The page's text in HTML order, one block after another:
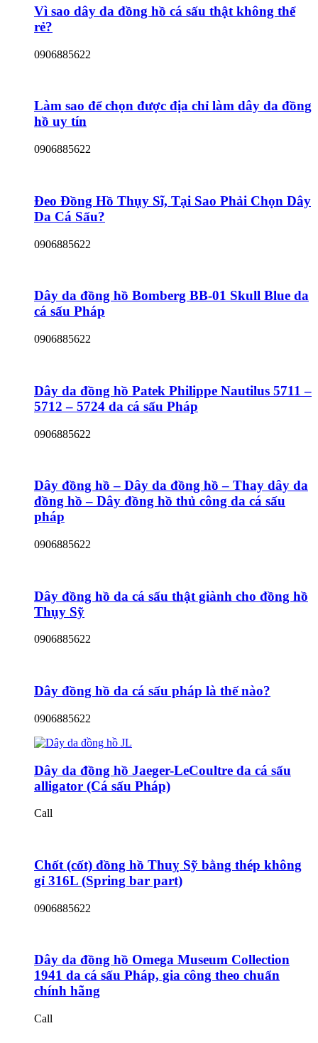
Vì sao dây da đồng hồ cá sấu thật không thể
rẻ?
0906885622
Làm sao để chọn được địa chỉ làm dây da đồng
hồ uy tín
0906885622
Đeo Đồng Hồ Thụy Sĩ, Tại Sao Phải Chọn Dây
Da Cá Sấu?
0906885622
Dây da đồng hồ Bomberg BB-01 Skull Blue da
cá sấu Pháp
0906885622
Dây da đồng hồ Patek Philippe Nautilus 5711 –
5712 – 5724 da cá sấu Pháp
0906885622
Dây đồng hồ – Dây da đồng hồ – Thay dây da
đồng hồ – Dây đồng hồ thủ công da cá sấu
pháp
0906885622
Dây đồng hồ da cá sấu thật giành cho đồng hồ
Thụy Sỹ
0906885622
Dây đồng hồ da cá sấu pháp là thế nào?
0906885622
Dây da đồng hồ Jaeger-LeCoultre da cá sấu
alligator (Cá sấu Pháp)
Call
Chốt (cốt) đồng hồ Thuỵ Sỹ bằng thép không
gỉ 316L (Spring bar part)
0906885622
Dây da đồng hồ Omega Museum Collection
1941 da cá sấu Pháp, gia công theo chuẩn
chính hãng
Call